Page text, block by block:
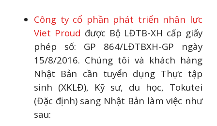
Công ty cổ phần phát triển nhân lực
Viet Proud được Bộ LĐTB-XH cấp giấy
phép số: GP 864/LĐTBXH-GP ngày
15/8/2016. Chúng tôi và khách hàng
Nhật Bản cần tuyển dụng Thực tập
sinh (XKLĐ), Kỹ sư, du học, Tokutei
(Đặc định) sang Nhật Bản làm việc như
sau: